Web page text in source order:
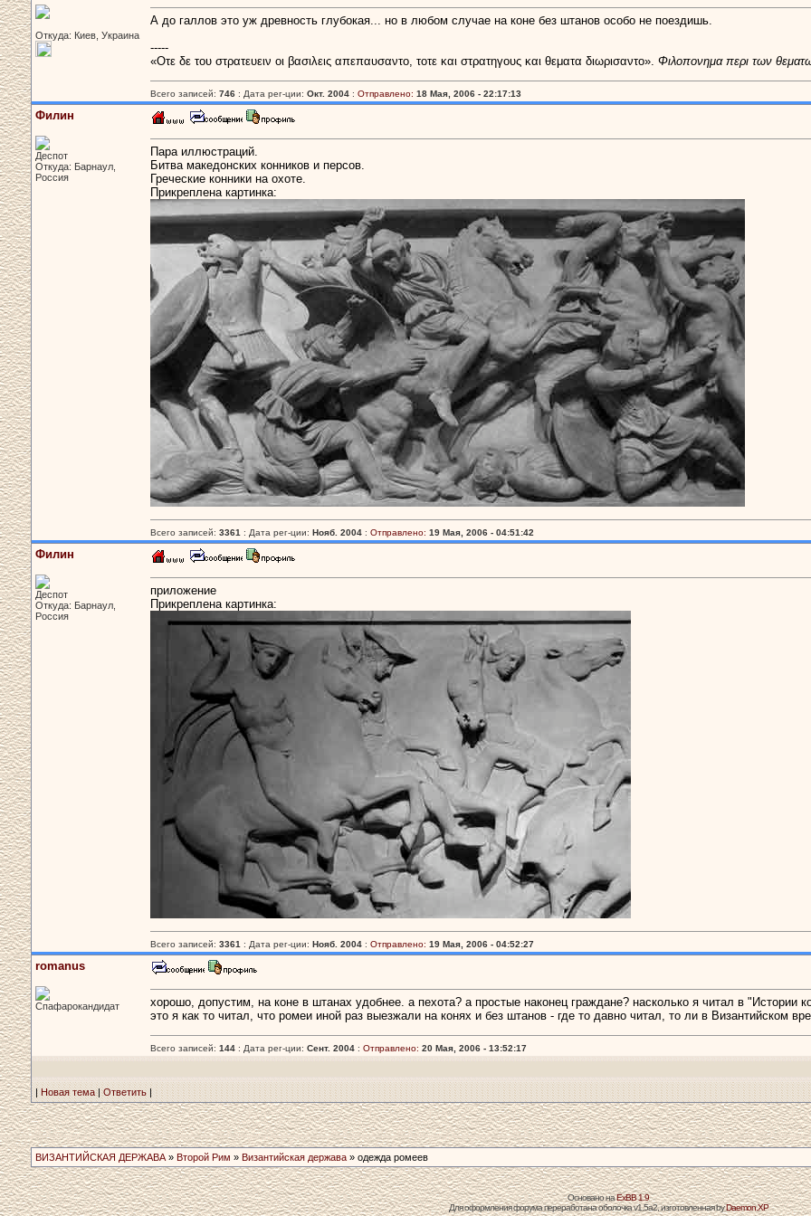
Откуда: Киев, Украина
А до галлов это уж древность глубокая... но в любом случае на коне без штанов особо не поездишь.
-----
«Οτε δε του στρατευειν οι βασιλεις απεπαυσαντο, τοτε και στρατηγους και θεματα διωρισαντο». Φιλοπονημα περι των
Всего записей: 746 : Дата рег-ции: Окт. 2004 : Отправлено: 18 Мая, 2006 - 22:17:13
Филин
Деспот
Откуда: Барнаул,
Россия
Пара иллюстраций.
Битва македонских конников и персов.
Греческие конники на охоте.
Прикреплена картинка:
Всего записей: 3361 : Дата рег-ции: Нояб. 2004 : Отправлено: 19 Мая, 2006 - 04:51:42
Филин
Деспот
Откуда: Барнаул,
Россия
приложение
Прикреплена картинка:
Всего записей: 3361 : Дата рег-ции: Нояб. 2004 : Отправлено: 19 Мая, 2006 - 04:52:27
romanus
Спафарокандидат
хорошо, допустим, на коне в штанах удобнее. а пехота? а простые наконец граждане? насколько я читал в "Истории
это я как то читал, что ромеи иной раз выезжали на конях и без штанов - где то давно читал, то ли в Византийском
Всего записей: 144 : Дата рег-ции: Сент. 2004 : Отправлено: 20 Мая, 2006 - 13:52:17
| Новая тема|Ответить |
ВИЗАНТИЙСКАЯ ДЕРЖАВА » Второй Рим » Византийская держава » одежда ромеев
Основано наExBB 1.9
Для оформления форума переработана оболочка v1.5a2, изготовленная byDaemon.XP